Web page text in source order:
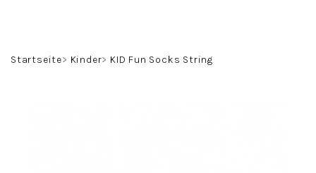
Startseite Kinder KID Fun Socks String